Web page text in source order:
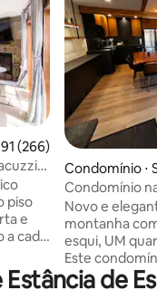
de uma avaliação
(266)
e
a cada
Condomínio ⋅
age
Condomínio
pista de esqui
Novo e
montanha
esqui, UM
Este
andar fica ao
Village e a
de